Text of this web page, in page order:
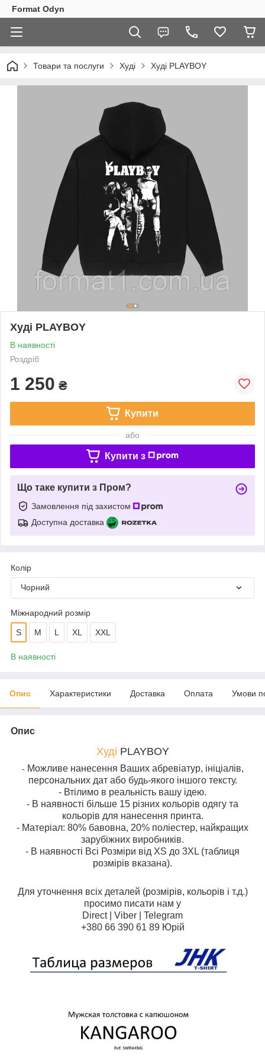
Format Odyn
Товари та послуги Худі Худі PLAYBOY
Худі PLAYBOY
В наявності
Роздріб
1 250 ₴
Купити
або
Купити з
Що таке купити з Пром?
Замовлення під захистом
Доступна доставка
Колір
Чорний
Міжнародний розмір
S M L XL XXL
В наявності
Опис Характеристики Доставка Оплата Умови
Опис
Худі PLAYBOY
- Можливе нанесення Ваших абревіатур, ініціалів,
персональних дат або будь-якого іншого тексту.
- Втілимо в реальність вашу ідею.
- В наявності більше 15 різних кольорів одягу та
кольорів для нанесення принта.
- Матеріал: 80% бавовна, 20% поліестер, найкращих
зарубіжних виробників.
- В наявності Всі Розміри від XS до 3XL (таблиця
розмірів вказана).
Для уточнення всіх деталей (розмірів, кольорів і т.д.)
просимо писати нам у
Direct | Viber | Telegram
+380 66 390 61 89 Юрій